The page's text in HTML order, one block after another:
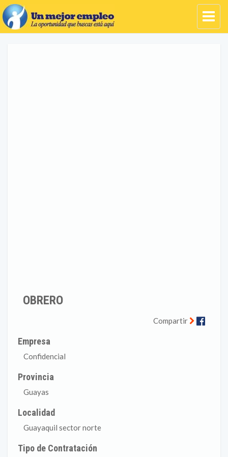
OBRERO
Compartir
Empresa
Confidencial
Provincia
Guayas
Localidad
Guayaquil sector norte
Tipo de Contratación